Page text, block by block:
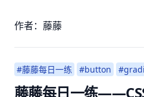
作者：藤藤
#藤藤每日一练 #button
藤藤每日一练